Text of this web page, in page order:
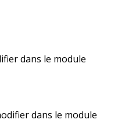
dans le module
dans le module